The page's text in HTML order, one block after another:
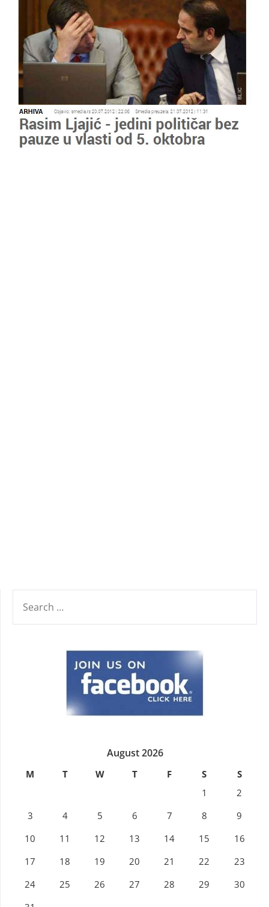
FOR:
August 2026
M T W T F S
S
1
2
3
4 5 6 7 8
9
10
11 12 13 14 15
16
17
18 19 20 21 22
23
24
25 26 27 28 29
30